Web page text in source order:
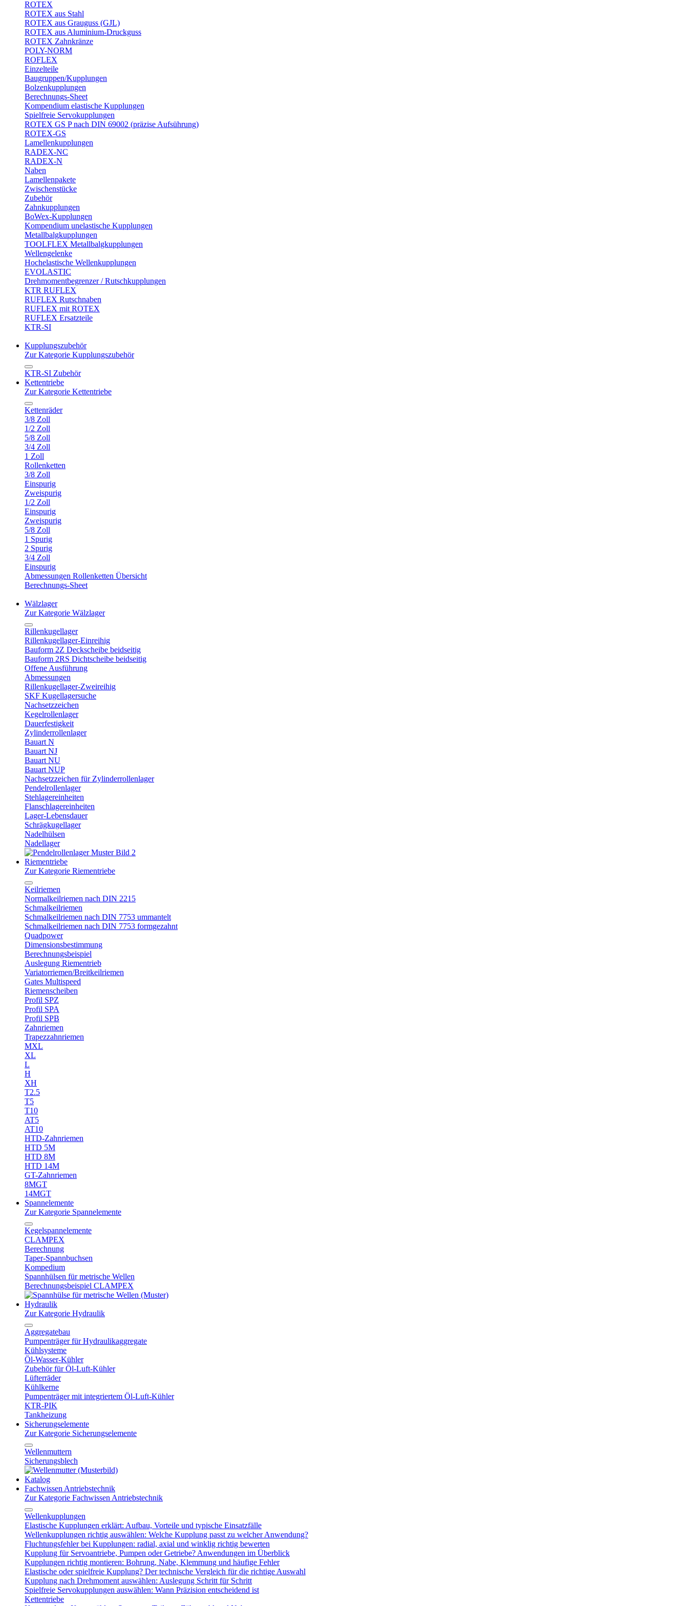
ROTEX
ROTEX aus Stahl
ROTEX aus Grauguss (GJL)
ROTEX aus Aluminium-Druckguss
ROTEX Zahnkränze
POLY-NORM
ROFLEX
Einzelteile
Baugruppen/Kupplungen
Bolzenkupplungen
Berechnungs-Sheet
Kompendium elastische Kupplungen
Spielfreie Servokupplungen
ROTEX GS P nach DIN 69002 (präzise Aufsührung)
ROTEX-GS
Lamellenkupplungen
RADEX-NC
RADEX-N
Naben
Lamellenpakete
Zwischenstücke
Zubehör
Zahnkupplungen
BoWex-Kupplungen
Kompendium unelastische Kupplungen
Metallbalgkupplungen
TOOLFLEX Metallbalgkupplungen
Wellengelenke
Hochelastische Wellenkupplungen
EVOLASTIC
Drehmomentbegrenzer / Rutschkupplungen
KTR RUFLEX
RUFLEX Rutschnaben
RUFLEX mit ROTEX
RUFLEX Ersatzteile
KTR-SI
Kupplungszubehör
Zur Kategorie Kupplungszubehör
KTR-SI Zubehör
Kettentriebe
Zur Kategorie Kettentriebe
Kettenräder
3/8 Zoll
1/2 Zoll
5/8 Zoll
3/4 Zoll
1 Zoll
Rollenketten
3/8 Zoll
Einspurig
Zweispurig
1/2 Zoll
Einspurig
Zweispurig
5/8 Zoll
1 Spurig
2 Spurig
3/4 Zoll
Einspurig
Abmessungen Rollenketten Übersicht
Berechnungs-Sheet
Wälzlager
Zur Kategorie Wälzlager
Rillenkugellager
Rillenkugellager-Einreihig
Bauform 2Z Deckscheibe beidseitig
Bauform 2RS Dichtscheibe beidseitig
Offene Ausführung
Abmessungen
Rillenkugellager-Zweireihig
SKF Kugellagersuche
Nachsetzzeichen
Kegelrollenlager
Dauerfestigkeit
Zylinderrollenlager
Bauart N
Bauart NJ
Bauart NU
Bauart NUP
Nachsetzzeichen für Zylinderrollenlager
Pendelrollenlager
Stehlagereinheiten
Flanschlagereinheiten
Lager-Lebensdauer
Schrägkugellager
Nadelhülsen
Nadellager
Riementriebe
Zur Kategorie Riementriebe
Keilriemen
Normalkeilriemen nach DIN 2215
Schmalkeilriemen
Schmalkeilriemen nach DIN 7753 ummantelt
Schmalkeilriemen nach DIN 7753 formgezahnt
Quadpower
Dimensionsbestimmung
Berechnungsbeispiel
Auslegung Riementrieb
Variatorriemen/Breitkeilriemen
Gates Multispeed
Riemenscheiben
Profil SPZ
Profil SPA
Profil SPB
Zahnriemen
Trapezzahnriemen
MXL
XL
L
H
XH
T2.5
T5
T10
AT5
AT10
HTD-Zahnriemen
HTD 5M
HTD 8M
HTD 14M
GT-Zahnriemen
8MGT
14MGT
Spannelemente
Zur Kategorie Spannelemente
Kegelspannelemente
CLAMPEX
Berechnung
Taper-Spannbuchsen
Kompedium
Spannhülsen für metrische Wellen
Berechnungsbeispiel CLAMPEX
Hydraulik
Zur Kategorie Hydraulik
Aggregatebau
Pumpenträger für Hydraulikaggregate
Kühlsysteme
Öl-Wasser-Kühler
Zubehör für Öl-Luft-Kühler
Lüfterräder
Kühlkerne
Pumpenträger mit integriertem Öl-Luft-Kühler
KTR-PIK
Tankheizung
Sicherungselemente
Zur Kategorie Sicherungselemente
Wellenmuttern
Sicherungsblech
Katalog
Fachwissen Antriebstechnik
Zur Kategorie Fachwissen Antriebstechnik
Wellenkupplungen
Elastische Kupplungen erklärt: Aufbau, Vorteile und typische Einsatzfälle
Wellenkupplungen richtig auswählen: Welche Kupplung passt zu welcher Anwendung?
Fluchtungsfehler bei Kupplungen: radial, axial und winklig richtig bewerten
Kupplung für Servoantriebe, Pumpen oder Getriebe? Anwendungen im Überblick
Kupplungen richtig montieren: Bohrung, Nabe, Klemmung und häufige Fehler
Elastische oder spielfreie Kupplung? Der technische Vergleich für die richtige Auswahl
Kupplung nach Drehmoment auswählen: Auslegung Schritt für Schritt
Spielfreie Servokupplungen auswählen: Wann Präzision entscheidend ist
Kettentriebe